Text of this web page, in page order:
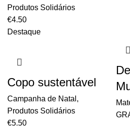
Produtos Solidários
€4.50
Destaque
Copo sustentável
Campanha de Natal ,
Produtos Solidários
€5.50